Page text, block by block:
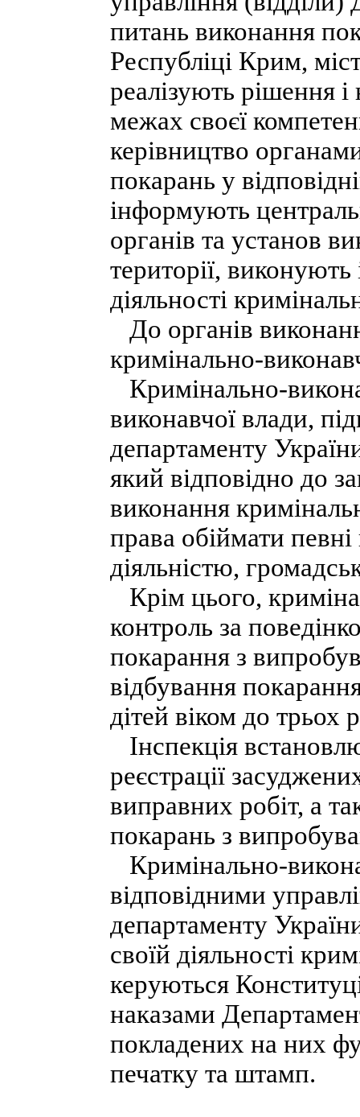
питань виконання
Республіці Крим,
реалізують рішення
межах своєї
керівництво
покарань у
інформують
органів та установ
території,
діяльності
До органів
кримінально-
Кримінально-
виконавчої влади,
департаменту
який відповідно до
виконання
права обіймати
діяльністю,
Крім цього,
контроль за
покарання з
відбування
дітей віком до трьох
Інспекція
реєстрації
виправних робіт, а
покарань з
Кримінально-
відповідними
департаменту
своїй діяльності
керуються
наказами
покладених на них
печатку та штамп.